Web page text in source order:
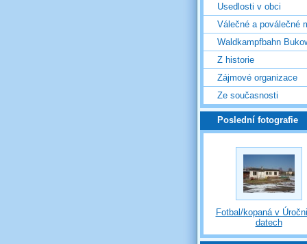
Usedlosti v obci
Válečné a poválečné
Waldkampfbahn
Z historie
Zájmové organizace
Ze současnosti
Poslední fotografie
Fotbal/kopaná v
datech